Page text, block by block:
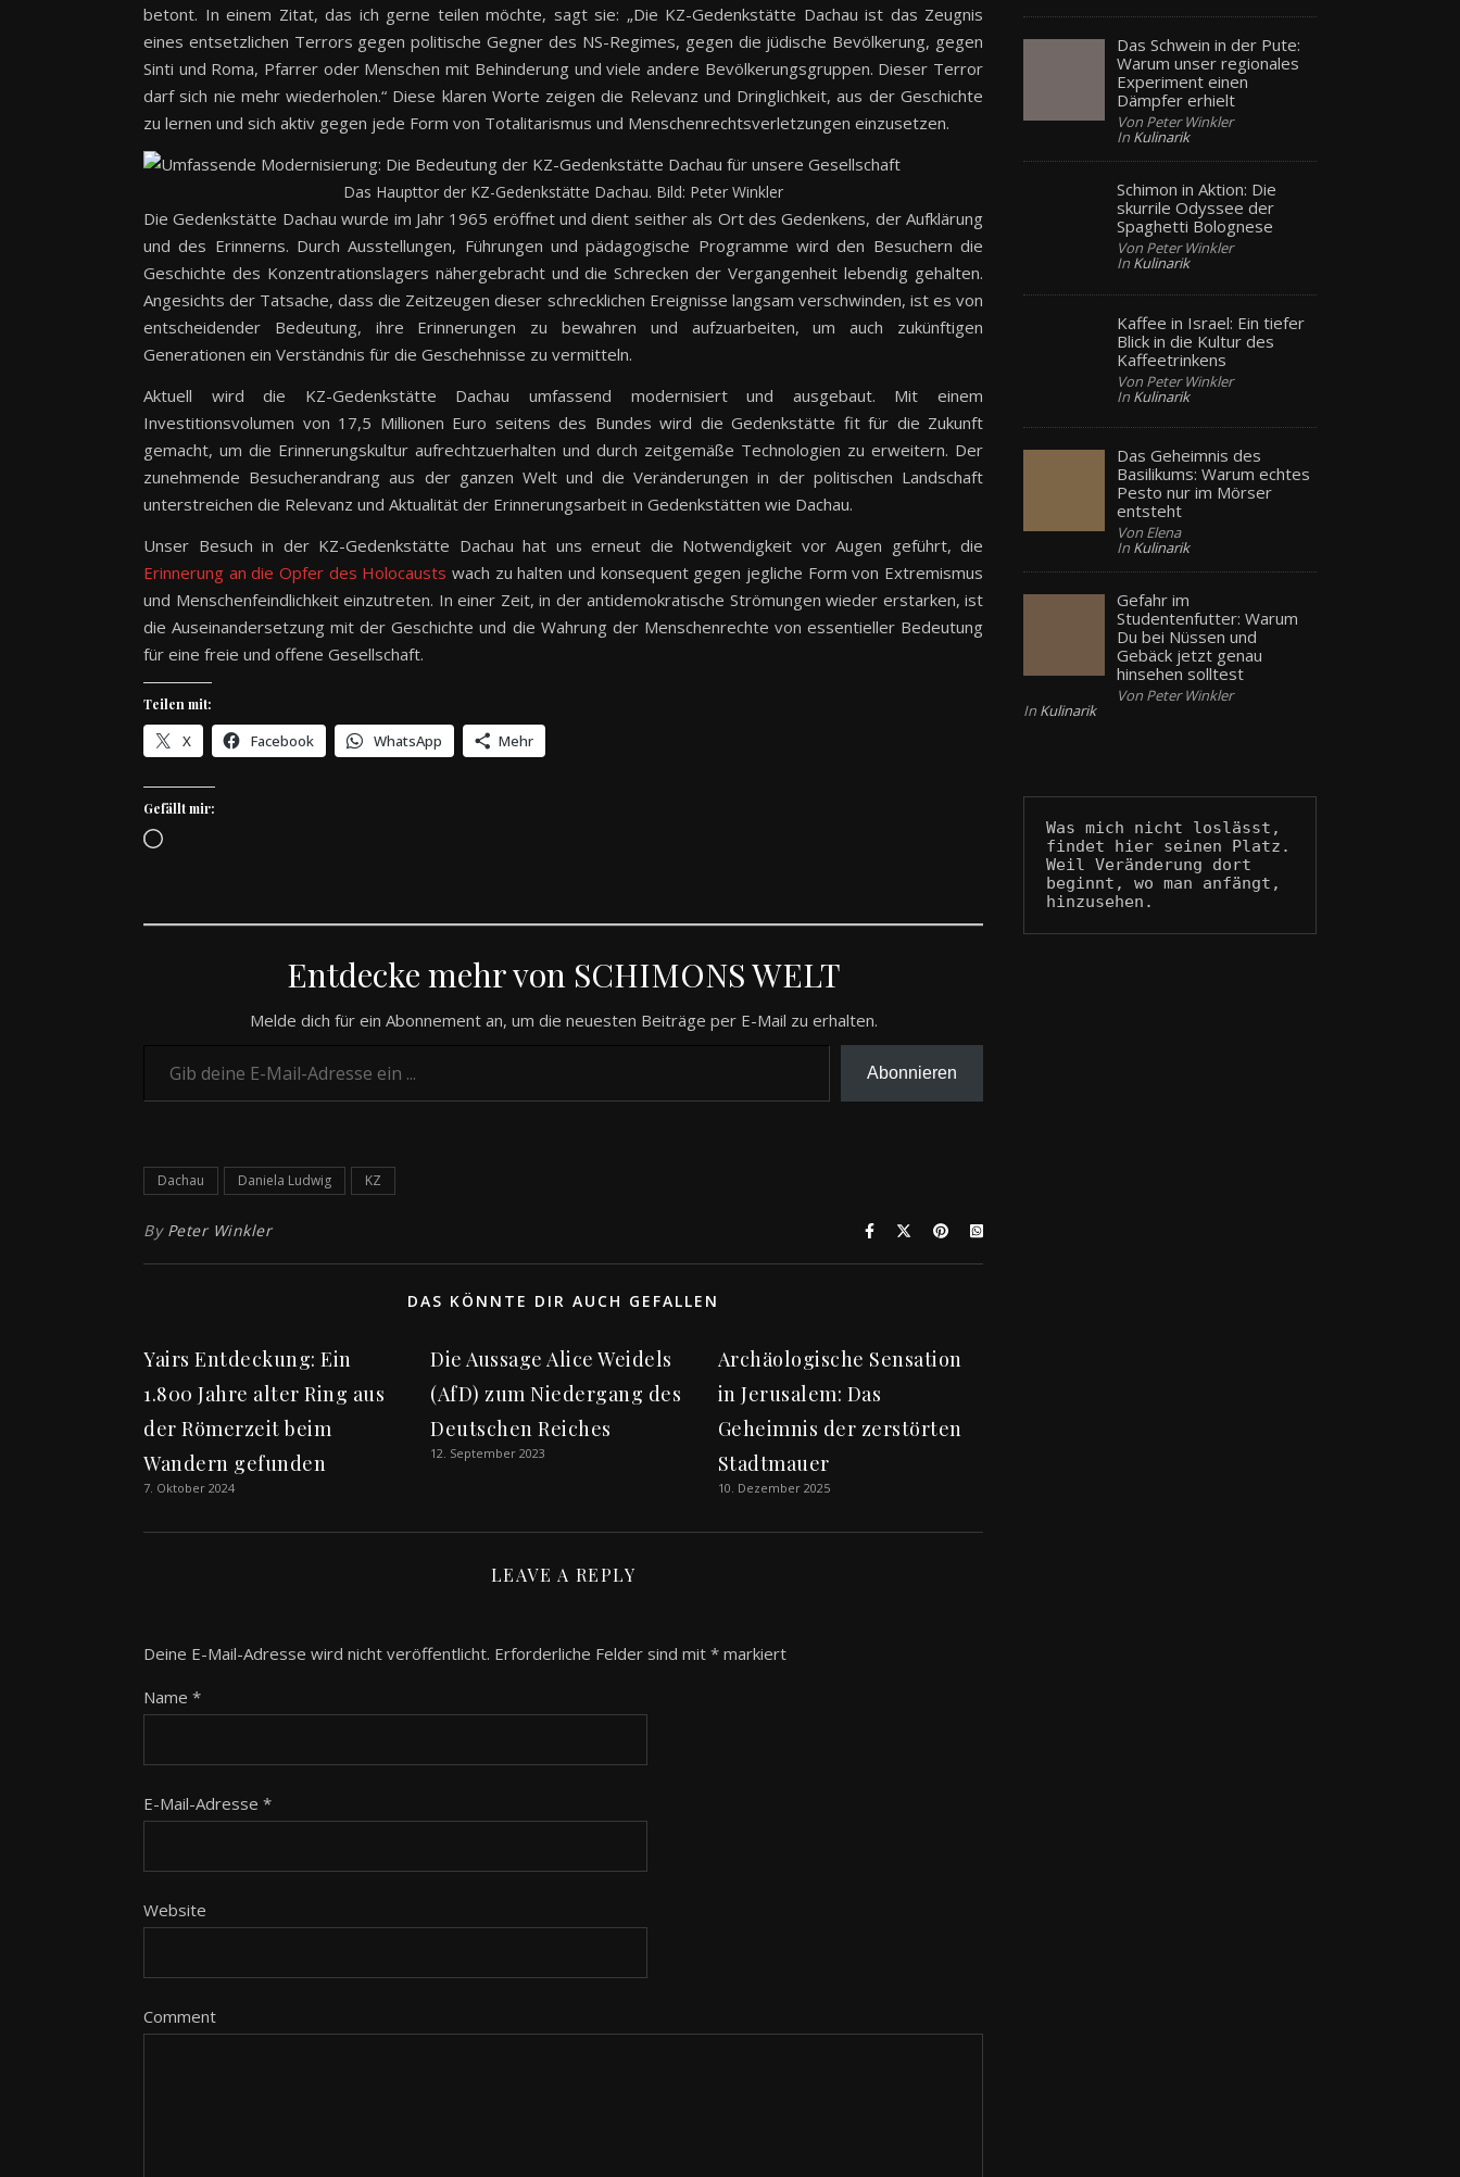
betont. In einem Zitat, das ich gerne teilen möchte, sagt sie: „Die KZ-Gedenkstätte Dachau ist das Zeugnis
eines entsetzlichen Terrors gegen politische Gegner des NS-Regimes, gegen die jüdische Bevölkerung, gegen
Sinti und Roma, Pfarrer oder Menschen mit Behinderung und viele andere Bevölkerungsgruppen. Dieser Terror
darf sich nie mehr wiederholen.“ Diese klaren Worte zeigen die Relevanz und Dringlichkeit, aus der Geschichte
zu lernen und sich aktiv gegen jede Form von Totalitarismus und Menschenrechtsverletzungen einzusetzen.
Das Haupttor der KZ-Gedenkstätte Dachau. Bild: Peter Winkler
Die Gedenkstätte Dachau wurde im Jahr 1965 eröffnet und dient seither als Ort des Gedenkens, der Aufklärung
und des Erinnerns. Durch Ausstellungen, Führungen und pädagogische Programme wird den Besuchern die
Geschichte des Konzentrationslagers nähergebracht und die Schrecken der Vergangenheit lebendig gehalten.
Angesichts der Tatsache, dass die Zeitzeugen dieser schrecklichen Ereignisse langsam verschwinden, ist es von
entscheidender Bedeutung, ihre Erinnerungen zu bewahren und aufzuarbeiten, um auch zukünftigen
Generationen ein Verständnis für die Geschehnisse zu vermitteln.
Aktuell wird die KZ-Gedenkstätte Dachau umfassend modernisiert und ausgebaut. Mit einem
Investitionsvolumen von 17,5 Millionen Euro seitens des Bundes wird die Gedenkstätte fit für die Zukunft
gemacht, um die Erinnerungskultur aufrechtzuerhalten und durch zeitgemäße Technologien zu erweitern. Der
zunehmende Besucherandrang aus der ganzen Welt und die Veränderungen in der politischen Landschaft
unterstreichen die Relevanz und Aktualität der Erinnerungsarbeit in Gedenkstätten wie Dachau.
Unser Besuch in der KZ-Gedenkstätte Dachau hat uns erneut die Notwendigkeit vor Augen geführt, die
Erinnerung an die Opfer des Holocausts wach zu halten und konsequent gegen jegliche Form von Extremismus
und Menschenfeindlichkeit einzutreten. In einer Zeit, in der antidemokratische Strömungen wieder erstarken, ist
die Auseinandersetzung mit der Geschichte und die Wahrung der Menschenrechte von essentieller Bedeutung
für eine freie und offene Gesellschaft.
Teilen mit:
X Facebook WhatsApp Mehr
Gefällt mir:
Wird geladen …
Entdecke mehr von SCHIMONS WELT
Melde dich für ein Abonnement an, um die neuesten Beiträge per E-Mail zu erhalten.
Abonnieren
Dachau Daniela Ludwig KZ
By Peter Winkler
DAS KÖNNTE DIR AUCH GEFALLEN
Yairs Entdeckung: Ein
1.800 Jahre alter Ring aus
der Römerzeit beim
Wandern gefunden
7. Oktober 2024
Die Aussage Alice Weidels
(AfD) zum Niedergang des
Deutschen Reiches
12. September 2023
Archäologische Sensation
in Jerusalem: Das
Geheimnis der zerstörten
Stadtmauer
10. Dezember 2025
LEAVE A REPLY
Deine E-Mail-Adresse wird nicht veröffentlicht. Erforderliche Felder sind mit * markiert
Name *
E-Mail-Adresse *
Website
Comment
Das Schwein in der Pute:
Warum unser regionales
Experiment einen
Dämpfer erhielt
Von Peter Winkler
In Kulinarik
Schimon in Aktion: Die
skurrile Odyssee der
Spaghetti Bolognese
Von Peter Winkler
In Kulinarik
Kaffee in Israel: Ein tiefer
Blick in die Kultur des
Kaffeetrinkens
Von Peter Winkler
In Kulinarik
Das Geheimnis des
Basilikums: Warum echtes
Pesto nur im Mörser
entsteht
Von Elena
In Kulinarik
Gefahr im
Studentenfutter: Warum
Du bei Nüssen und
Gebäck jetzt genau
hinsehen solltest
Von Peter Winkler
In Kulinarik
Was mich nicht loslässt,
findet hier seinen Platz.
Weil Veränderung dort
beginnt, wo man anfängt,
hinzusehen.